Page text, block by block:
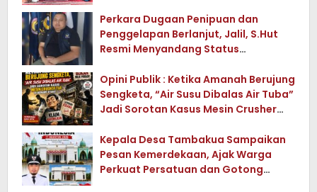
Perkara Dugaan Penipuan dan
Penggelapan Berlanjut, Jalil, S.Hut
Resmi Menyandang Status
Opini Publik : Ketika Amanah Berujung
Sengketa, “Air Susu Dibalas Air Tuba”
Jadi Sorotan Kasus Mesin Crusher
Kepala Desa Tambakua Sampaikan
Pesan Kemerdekaan, Ajak Warga
Perkuat Persatuan dan Gotong